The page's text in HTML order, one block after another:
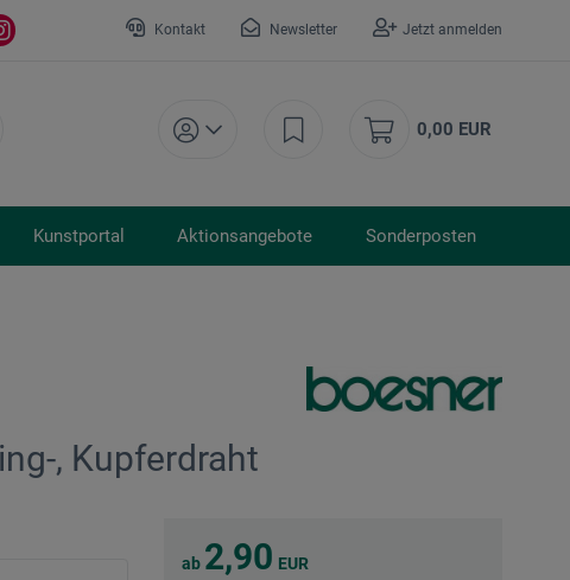
Kontakt Newsletter Jetzt anmelden
0,00 EUR
Kunstportal Aktionsangebote Sonderposten
, Kupferdraht
ab 2,90 EUR